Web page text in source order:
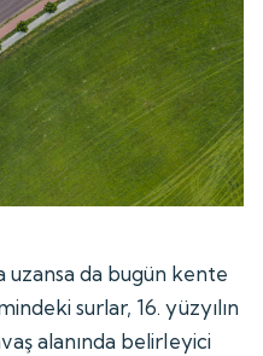
da bugün kente
surlar, 16. yüzyılın
alanında belirleyici